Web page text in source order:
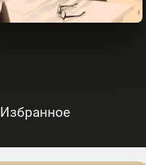
Избранное